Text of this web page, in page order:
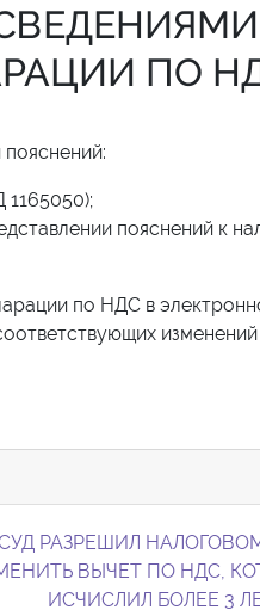
ПО
пояснений к
по НДС в
изменений
РАЗРЕШИЛ
ВЫЧЕТ ПО НДС,
ИСЧИСЛИЛ БОЛЕЕ 3